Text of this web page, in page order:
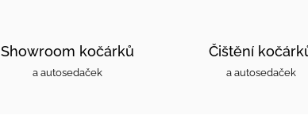
Showroom kočárků
a autosedaček
Čištění
a autosedaček